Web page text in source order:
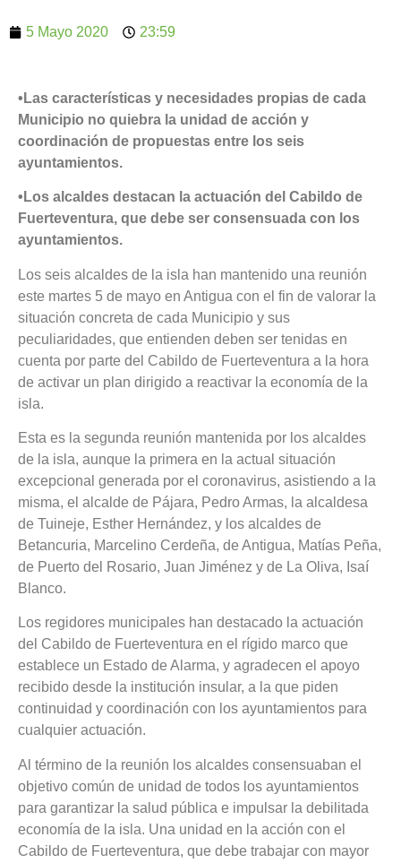
5 Mayo 2020 23:59
•Las características y necesidades propias de cada
Municipio no quiebra la unidad de acción y
coordinación de propuestas entre los seis
ayuntamientos.
•Los alcaldes destacan la actuación del Cabildo de
Fuerteventura, que debe ser consensuada con los
ayuntamientos.
Los seis alcaldes de la isla han mantenido una reunión
este martes 5 de mayo en Antigua con el fin de valorar la
situación concreta de cada Municipio y sus
peculiaridades, que entienden deben ser tenidas en
cuenta por parte del Cabildo de Fuerteventura a la hora
de activar un plan dirigido a reactivar la economía de la
isla.
Esta es la segunda reunión mantenida por los alcaldes
de la isla, aunque la primera en la actual situación
excepcional generada por el coronavirus, asistiendo a la
misma, el alcalde de Pájara, Pedro Armas, la alcaldesa
de Tuineje, Esther Hernández, y los alcaldes de
Betancuria, Marcelino Cerdeña, de Antigua, Matías Peña,
de Puerto del Rosario, Juan Jiménez y de La Oliva, Isaí
Blanco.
Los regidores municipales han destacado la actuación
del Cabildo de Fuerteventura en el rígido marco que
establece un Estado de Alarma, y agradecen el apoyo
recibido desde la institución insular, a la que piden
continuidad y coordinación con los ayuntamientos para
cualquier actuación.
Al término de la reunión los alcaldes consensuaban el
objetivo común de unidad de todos los ayuntamientos
para garantizar la salud pública e impulsar la debilitada
economía de la isla. Una unidad en la acción con el
Cabildo de Fuerteventura, que debe trabajar con mayor